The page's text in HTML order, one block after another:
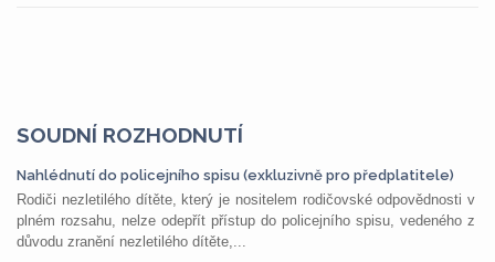
SOUDNÍ ROZHODNUTÍ
Nahlédnutí do policejního spisu (exkluzivně pro předplatitele)
Rodiči nezletilého dítěte, který je nositelem rodičovské odpovědnosti v
plném rozsahu, nelze odepřít přístup do policejního spisu, vedeného z
důvodu zranění nezletilého dítěte,...